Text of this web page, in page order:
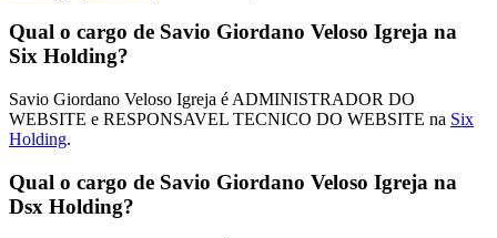
Qual o cargo de Savio Giordano Veloso Igreja na
Six Holding?
Savio Giordano Veloso Igreja é ADMINISTRADOR DO
WEBSITE e RESPONSAVEL TECNICO DO WEBSITE na Six
Holding.
Qual o cargo de Savio Giordano Veloso Igreja na
Dsx Holding?